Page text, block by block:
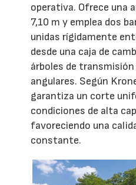
operativa. Ofrece una
7,10 m y emplea dos
unidas rígidamente
desde una caja de
árboles de
angulares. Según
garantiza un corte
condiciones de alta
favoreciendo una
constante.